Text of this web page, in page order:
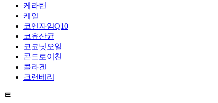
케라틴
케일
코엔자임Q10
코유산균
코코넛오일
콘드로이친
콜라겐
크랜베리
ㅌ